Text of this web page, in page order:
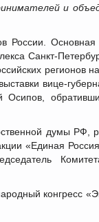
и
России. Основная
Санкт-
регионов
вице-
Осипов,
думы РФ,
«Единая
конгресс